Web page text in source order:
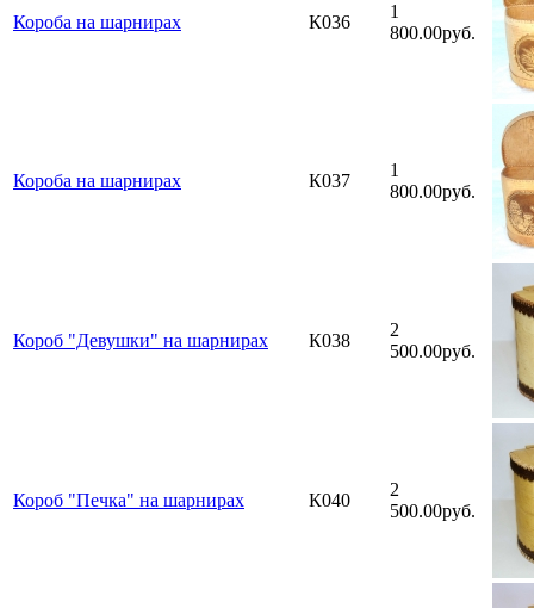
Короба на шарнирах К036
1
800.00руб.
Короба на шарнирах К037
1
800.00руб.
Короб "Девушки" на шарнирах К038
2
500.00руб.
Короб "Печка" на шарнирах К040
2
500.00руб.